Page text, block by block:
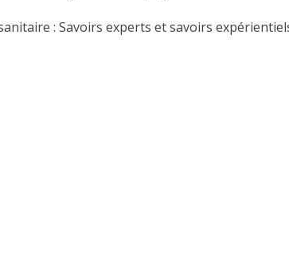
: Savoirs experts et savoirs